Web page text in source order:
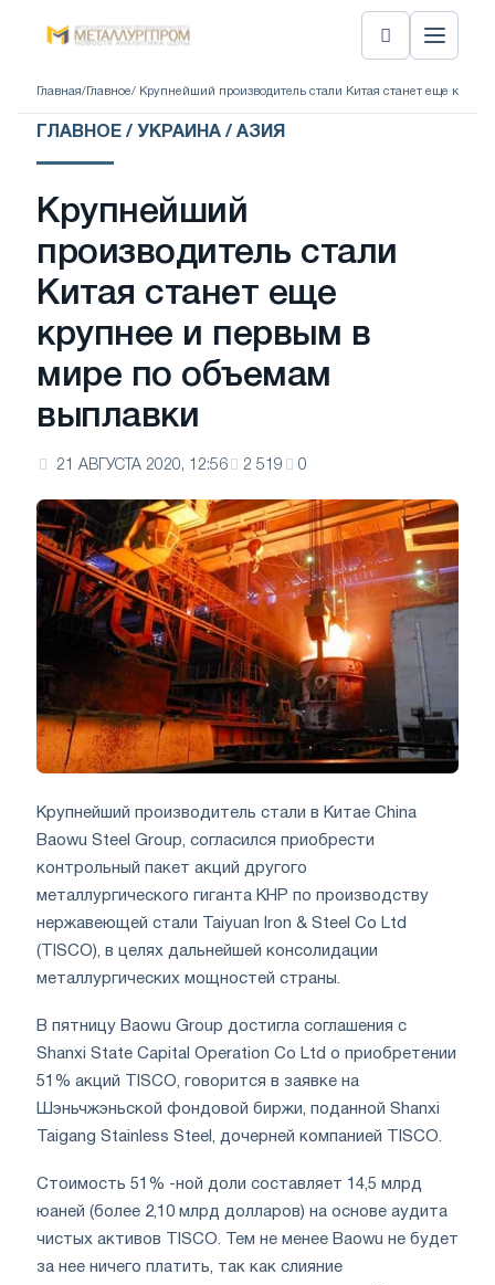
Главная/ Главное/ Крупнейший производитель стали Китая станет еще
ГЛАВНОЕ / УКРАИНА / АЗИЯ
Крупнейший
производитель стали
Китая станет еще
крупнее и первым в
мире по объемам
выплавки
21 АВГУСТА 2020, 12:56 2 519 0
Крупнейший производитель стали в Китае China
Baowu Steel Group, согласился приобрести
контрольный пакет акций другого
металлургического гиганта КНР по производству
нержавеющей стали Taiyuan Iron & Steel Co Ltd
(TISCO), в целях дальнейшей консолидации
металлургических мощностей страны.
В пятницу Baowu Group достигла соглашения с
Shanxi State Capital Operation Co Ltd о приобретении
51% акций TISCO, говорится в заявке на
Шэньчжэньской фондовой биржи, поданной Shanxi
Taigang Stainless Steel, дочерней компанией TISCO.
Стоимость 51% -ной доли составляет 14,5 млрд
юаней (более 2,10 млрд долларов) на основе аудита
чистых активов TISCO. Тем не менее Baowu не будет
за нее ничего платить, так как слияние